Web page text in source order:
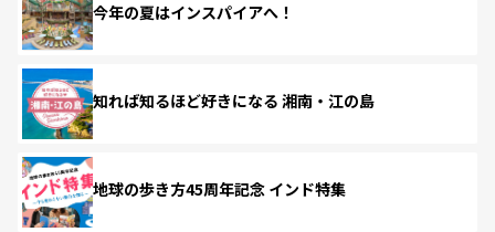
今年の夏はインスパイアへ！
知れば知るほど好きになる 湘南・江の島
地球の歩き方45周年記念 インド特集